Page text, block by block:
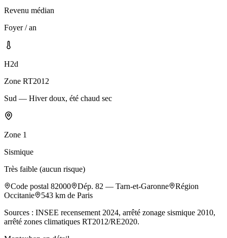
Revenu médian
Foyer / an
H2d
Zone RT2012
Sud — Hiver doux, été chaud sec
Zone 1
Sismique
Très faible (aucun risque)
Code postal 82000 Dép. 82 — Tarn-et-Garonne
Région
Occitanie
543 km de Paris
Sources : INSEE recensement 2024, arrêté zonage sismique 2010,
arrêté zones climatiques RT2012/RE2020.